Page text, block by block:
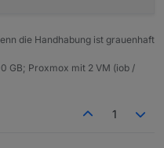
die Handhabung ist grauenhaft
GB; Proxmox mit 2 VM (iob /
1